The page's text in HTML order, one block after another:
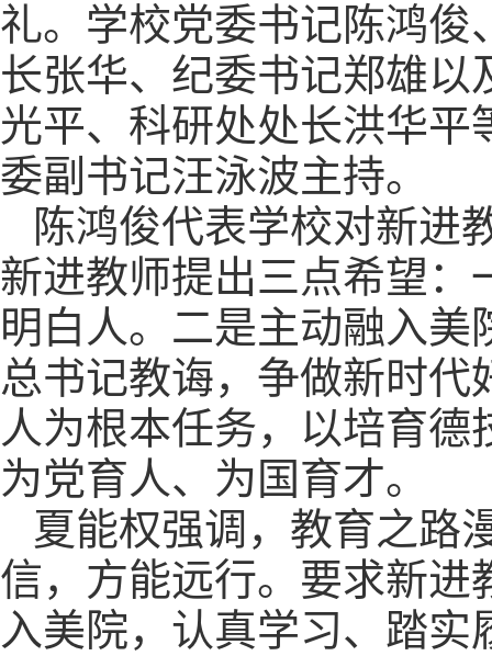
礼。学校党委书记陈鸿俊
长张华、纪委书记郑雄
光平、科研处处长洪华
委副书记汪泳波主持。
陈鸿俊代表学校对新进
新进教师提出三点希望：
明白人。二是主动融入
总书记教诲，争做新时
人为根本任务，以培育
为党育人、为国育才。
夏能权强调，教育之路
信，方能远行。要求新进
入美院，认真学习、踏